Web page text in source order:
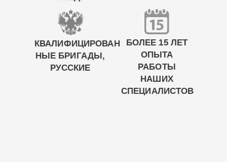
КВАЛИФИЦИРОВАН
НЫЕ БРИГАДЫ,
РУССКИЕ
БОЛЕЕ 15 ЛЕТ
ОПЫТА
РАБОТЫ
НАШИХ
СПЕЦИАЛИСТОВ